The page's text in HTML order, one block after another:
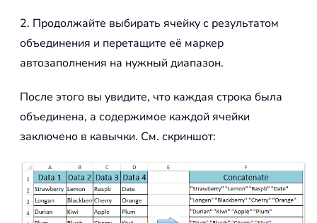
2. Продолжайте выбирать ячейку с результатом
объединения и перетащите её маркер
автозаполнения на нужный диапазон.
После этого вы увидите, что каждая строка была
объединена, а содержимое каждой ячейки
заключено в кавычки. См. скриншот: